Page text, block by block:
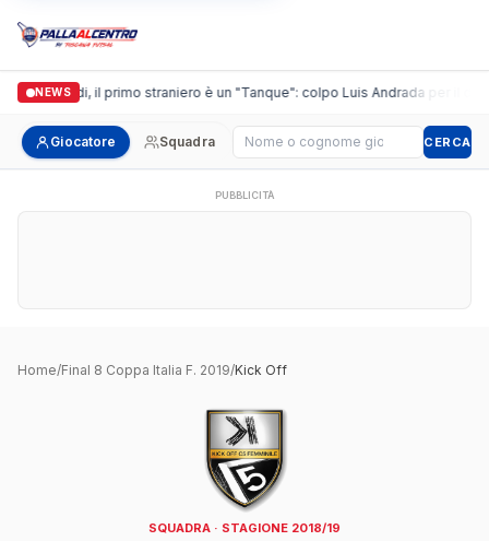
NEWS
Casalguidi, il primo straniero è un "Tanque": colpo Luis Andrada per il
Giocatore Squadra Cerca giocatore CERCA
PUBBLICITÀ
Home/Final 8 Coppa Italia F. 2019/Kick Off
SQUADRA · STAGIONE 2018/19